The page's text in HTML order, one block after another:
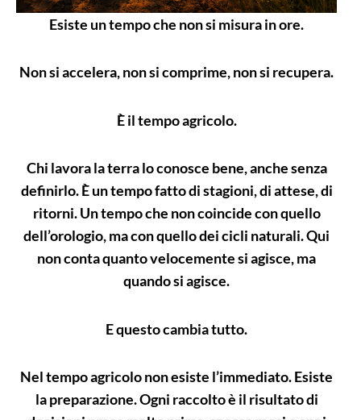
Esiste un tempo che non si misura in ore.
Non si accelera, non si comprime, non si recupera.
È il tempo agricolo.
Chi lavora la terra lo conosce bene, anche senza
definirlo. È un tempo fatto di stagioni, di attese, di
ritorni. Un tempo che non coincide con quello
dell’orologio, ma con quello dei cicli naturali. Qui
non conta quanto velocemente si agisce, ma
quando si agisce.
E questo cambia tutto.
Nel tempo agricolo non esiste l’immediato. Esiste
la preparazione. Ogni raccolto è il risultato di